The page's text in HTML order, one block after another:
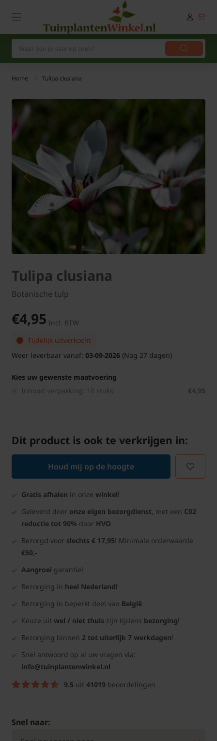
Home Tulipa clusiana
Tulipa clusiana
Botanische tulp
€4,95 Incl. BTW
Tijdelijk uitverkocht
Weer leverbaar vanaf: 03-09-2026 (Nog 27 dagen)
Kies uw gewenste maatvoering
Inhoud verpakking: 10 stuks
€4,95
Dit product is ook te verkrijgen in:
Houd mij op de hoogte
Gratis afhalen in onze winkel!
Geleverd door onze eigen bezorgdienst, met een C02
reductie tot 90% door HVO
Bezorgd voor slechts € 17,95! Minimale orderwaarde
€50,-
Aangroei garantie!
Bezorging in heel Nederland!
Bezorging in beperkt deel van België
Keuze uit wel / niet thuis zijn tijdens bezorging!
Bezorging binnen 2 tot uiterlijk 7 werkdagen!
Snel antwoord op al uw vragen via:
info@tuinplantenwinkel.nl
9.5 uit 41019 beoordelingen
Snel naar: